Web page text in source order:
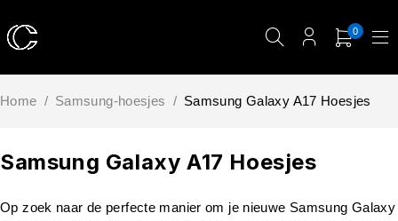
0
Samsung Galaxy A17 Hoesjes
Home / Samsung-hoesjes / Samsung Galaxy A17 Hoesjes
Op zoek naar de perfecte manier om je nieuwe Samsung Galaxy